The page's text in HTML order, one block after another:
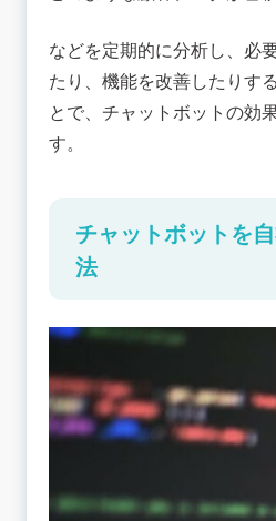
などを定期的に分析し、必
たり、機能を改善したりす
とで、チャットボットの効
す。
チャットボットを
法